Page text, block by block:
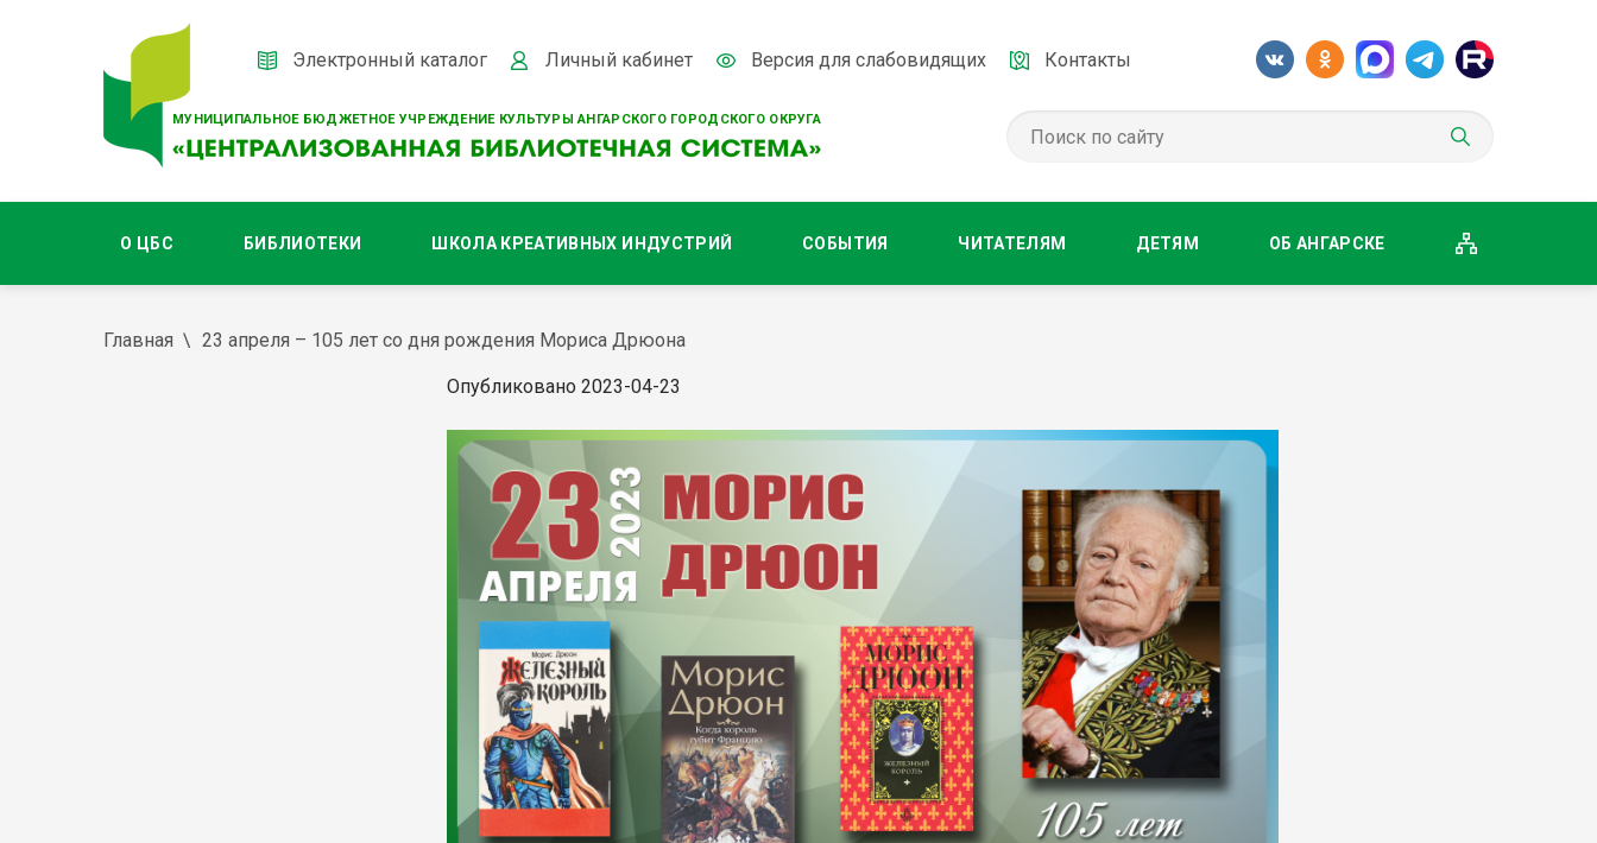
МУНИЦИПАЛЬНОЕ БЮДЖЕТНОЕ УЧРЕЖДЕНИЕ КУЛЬТУРЫ АНГАРСКОГО ГОРОДСКОГО ОКРУГА
Электронный каталог Личный кабинет Версия для слабовидящих Контакты
О ЦБС БИБЛИОТЕКИ ШКОЛА КРЕАТИВНЫХ ИНДУСТРИЙ СОБЫТИЯ ЧИТАТЕЛЯМ ДЕТЯМ ОБ АНГАРСКЕ
Главная 23 апреля – 105 лет со дня рождения Мориса Дрюона
Опубликовано 2023-04-23